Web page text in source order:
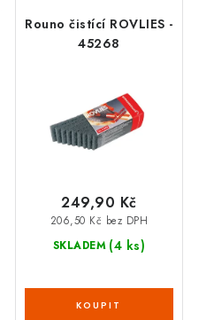
Rouno čistící ROVLIES -
45268
SKLADEM (4 ks)
206,50 Kč bez DPH
249,90 Kč